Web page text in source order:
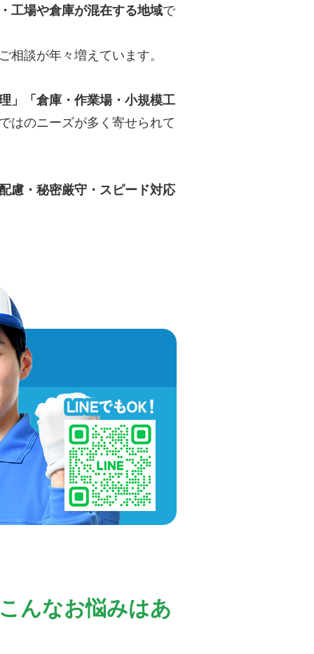
工場や倉庫が混在する地域で
談が年々増えています。
」「倉庫・作業場・小規模工
はのニーズが多く寄せられて
慮・秘密厳守・スピード対応
んなお悩みはあ